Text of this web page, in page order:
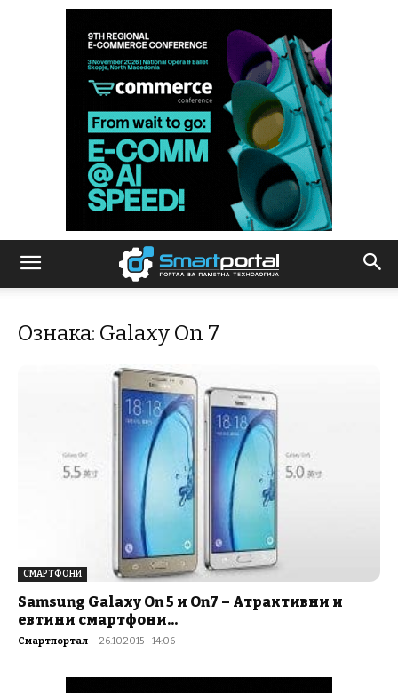
Ознака: Galaxy On 7
СМАРТФОНИ
Samsung Galaxy On 5 и On7 – Атрактивни и
евтини смартфони...
Смартпортал - 26.10.2015 - 14:06